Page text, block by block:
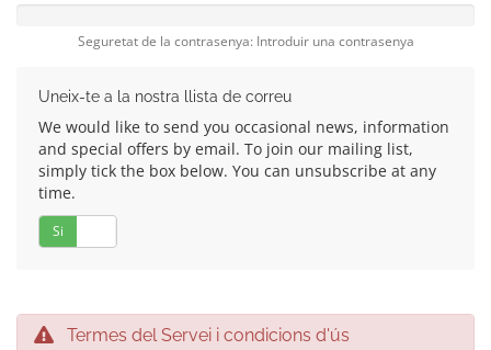
Seguretat de la contrasenya: Introduir una contrasenya
Uneix-te a la nostra llista de correu
We would like to send you occasional news, information
and special offers by email. To join our mailing list,
simply tick the box below. You can unsubscribe at any
time.
Si
Termes del Servei i condicions d'ús